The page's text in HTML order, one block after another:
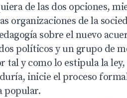
de las dos opciones,
organizaciones de la
sobre el nuevo
políticos y un grupo de
tal y como lo estipula la
inicie el proceso
popular.